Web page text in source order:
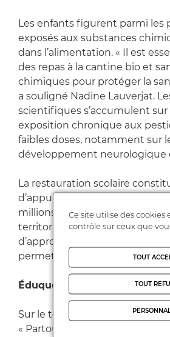
Les enfants figurent parmi les
exposés aux substances
dans l’alimentation. « Il est
des repas à la cantine bio et
chimiques pour protéger la
a souligné Nadine Lauverjat.
scientifiques s’accumulent sur
exposition chronique aux
faibles doses, notamment sur
développement neurologique
La restauration scolaire
d’appui concret. Chaque jour,
millions d’élèves, sans
territoriale. Agir sur les menus,
d’approvisionnement ou la
permet d’avoir un impact
Éduquer à une alimentation
Sur le terrain, des évolutions
« Partout en France, des
Ce site utilise des cookies
contrôle sur ceux que
TOUT
TOUT